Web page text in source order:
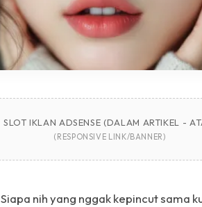
SLOT IKLAN ADSENSE (DALAM ARTIKEL -
(RESPONSIVE LINK/BANNER)
Siapa nih yang nggak kepincut sama